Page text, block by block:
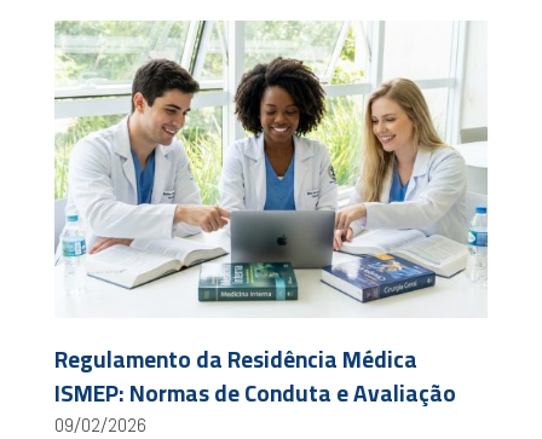
Regulamento da Residência Médica
ISMEP: Normas de Conduta e Avaliação
09/02/2026